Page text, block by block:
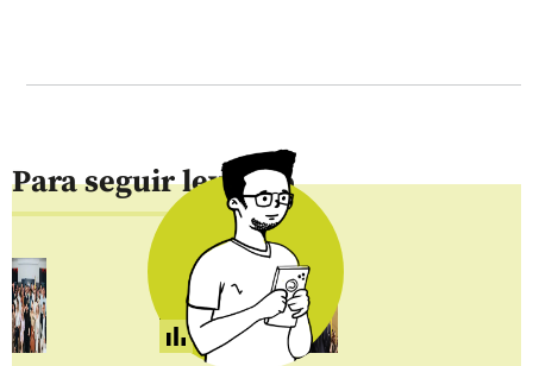
Para seguir leyendo